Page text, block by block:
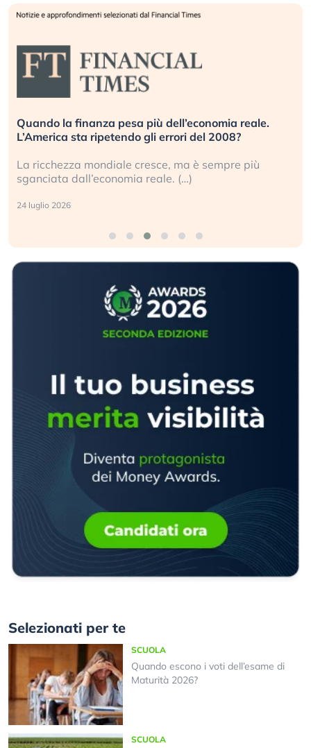
Quando la finanza pesa più dell’economia reale.
L’America sta ripetendo gli errori del 2008?
La ricchezza mondiale cresce, ma è sempre più
sganciata dall’economia reale. (…)
24 luglio 2026
Selezionati per te
SCUOLA
Quando escono i voti dell’esame di
Maturità 2026?
SCUOLA